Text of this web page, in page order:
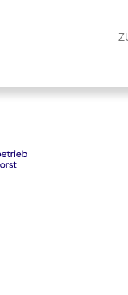
HessenForst